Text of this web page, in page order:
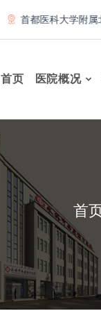
首都医科大学附属北
首页 医院概况
首